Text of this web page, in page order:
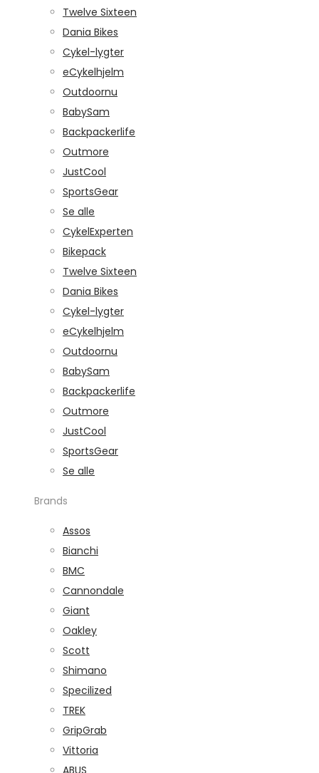
Twelve Sixteen
Dania Bikes
Cykel-lygter
eCykelhjelm
Outdoornu
BabySam
Backpackerlife
Outmore
JustCool
SportsGear
Se alle
CykelExperten
Bikepack
Twelve Sixteen
Dania Bikes
Cykel-lygter
eCykelhjelm
Outdoornu
BabySam
Backpackerlife
Outmore
JustCool
SportsGear
Se alle
Brands
Assos
Bianchi
BMC
Cannondale
Giant
Oakley
Scott
Shimano
Specilized
TREK
GripGrab
Vittoria
ABUS